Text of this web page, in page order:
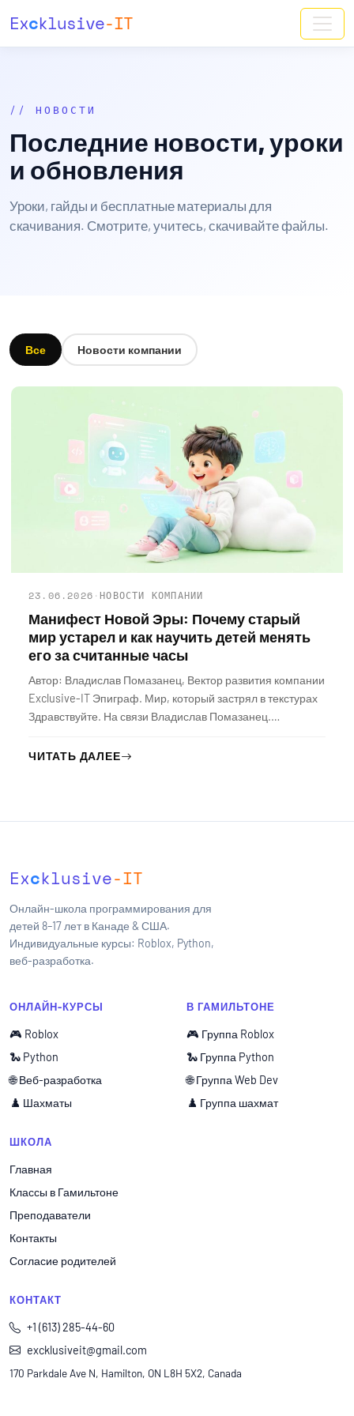
Excklusive-IT
// НОВОСТИ
Последние новости, уроки
и обновления
Уроки, гайды и бесплатные материалы для
скачивания. Смотрите, учитесь, скачивайте файлы.
Все Новости компании
23.06.2026 ·НОВОСТИ КОМПАНИИ
Манифест Новой Эры: Почему старый
мир устарел и как научить детей менять
его за считанные часы
Автор: Владислав Помазанец, Вектор развития компании
Exclusive-IT Эпиграф. Мир, который застрял в текстурах
Здравствуйте. На связи Владислав Помазанец.…
ЧИТАТЬ ДАЛЕЕ
Excklusive-IT
Онлайн-школа программирования для
детей 8–17 лет в Канаде & США.
Индивидуальные курсы: Roblox, Python,
веб-разработка.
ОНЛАЙН-КУРСЫ
🎮 Roblox
🐍 Python
🌐 Веб-разработка
♟️ Шахматы
В ГАМИЛЬТОНЕ
🎮 Группа Roblox
🐍 Группа Python
🌐 Группа Web Dev
♟️ Группа шахмат
ШКОЛА
Главная
Классы в Гамильтоне
Преподаватели
Контакты
Согласие родителей
КОНТАКТ
+1 (613) 285-44-60
excklusiveit@gmail.com
170 Parkdale Ave N, Hamilton, ON L8H 5X2, Canada